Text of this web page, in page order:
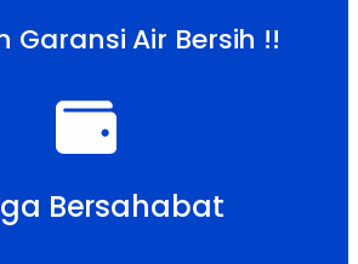
Garansi Air Bersih !!
Bersahabat